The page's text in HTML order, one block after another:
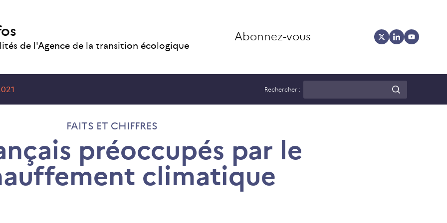
de l'Agence de la transition écologique
Abonnez-vous
Rechercher :
FAITS ET CHIFFRES
préoccupés par le
climatique